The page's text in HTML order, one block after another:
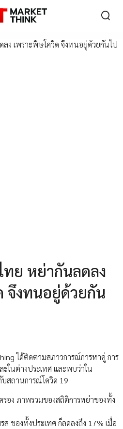
ย หย่ากันลดลง
จึงทนอยู่ด้วยกัน
ได้ติดตามสภาวการณ์การหาคู่ การ
ะในต่างประเทศ และพบว่าใน
สถานการณ์โควิด 19
รอง ภาพรวมของสถิติการหย่าของทั้ง
ส ของทั้งประเทศ ก็ลดลงถึง 17% เมื่อ